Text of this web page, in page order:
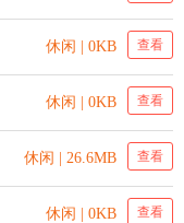
休闲 | 0KB 查看
休闲 | 0KB 查看
休闲 | 26.6MB 查看
休闲 | 0KB 查看